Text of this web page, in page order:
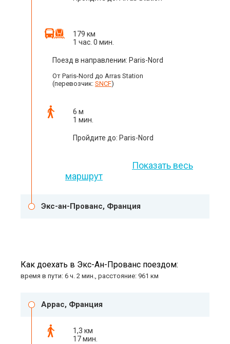
179 км
1 час. 0 мин.
Поезд в направлении: Paris-Nord
От Paris-Nord до Arras Station
(перевозчик: SNCF)
6 м
1 мин.
Пройдите до: Paris-Nord
Показать весь
маршрут
Экс-ан-Прованс, Франция
Как доехать в Экс-Ан-Прованс поездом:
время в пути: 6 ч. 2 мин., расстояние: 961 км
Аррас, Франция
1,3 км
17 мин.